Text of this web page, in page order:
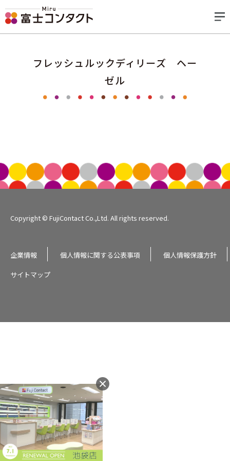
フレッシュルックディリーズ ヘー
ゼル
Copyright © FujiContact Co.,Ltd. All rights reserved.
企業情報 個人情報に関する公表事項
個人情報保護方針
サイトマップ